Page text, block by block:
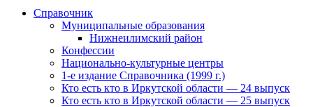
Справочник
Муниципальные образования
Нижнеилимский район
Конфессии
Национально-культурные центры
1-е издание Справочника (1999 г.)
Кто есть кто в Иркутской области — 24 выпуск
Кто есть кто в Иркутской области — 25 выпуск